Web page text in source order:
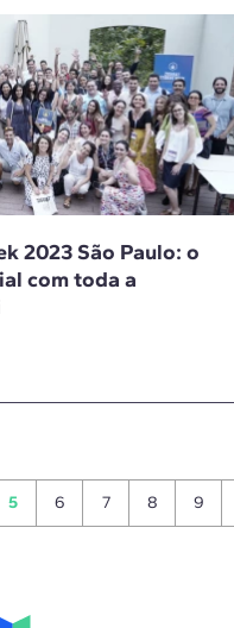
2023 São Paulo: o
com toda a
5 6 7 8 9